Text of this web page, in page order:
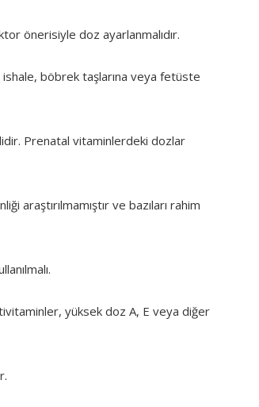
önerisiyle doz ayarlanmalıdır.
böbrek taşlarına veya fetüste
Prenatal vitaminlerdeki dozlar
araştırılmamıştır ve bazıları rahim
yüksek doz A, E veya diğer